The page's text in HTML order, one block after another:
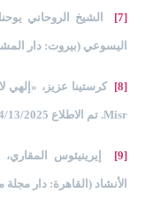
الشيخ الروحاني
اليسوعي (بيروت: دار المشرق،
Misr. تم الاطلاع 4/13/2025 ومتاح على الإنترنت
إيرينيئوس المقاري،
الأنشاد (القاهرة: دار مجلة مرقس،